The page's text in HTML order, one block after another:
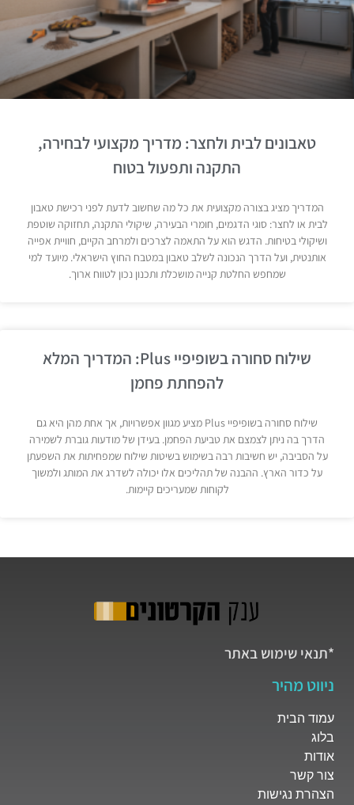
טאבונים לבית ולחצר: מדריך מקצועי לבחירה,
התקנה ותפעול בטוח
המדריך מציג בצורה מקצועית את כל מה שחשוב לדעת לפני רכישת טאבון
לבית או לחצר: סוגי הדגמים, חומרי הבעירה, שיקולי התקנה, תחזוקה שוטפת
ושיקולי בטיחות. הדגש הוא על התאמה לצרכים ולמרחב הקיים, חוויית אפייה
אותנטית, ועל הדרך הנכונה לשלב טאבון במטבח החוץ הישראלי. מיועד למי
שמחפש החלטת קנייה מושכלת ותכנון נכון לטווח ארוך.
שילוח סחורה בשופיפיי Plus: המדריך המלא
להפחתת פחמן
שילוח סחורה בשופיפיי Plus מציע מגוון אפשרויות, אך אחת מהן היא גם
הדרך בה ניתן לצמצם את טביעת הפחמן. בעידן של מודעות גוברת לשמירה
על הסביבה, יש חשיבות רבה בשימוש בשיטות שילוח שמפחיתות את השפעתן
על כדור הארץ. ההבנה של תהליכים אלו יכולה לשדרג את המותג ולמשוך
לקוחות שמעריכים קיימות.
*תנאי שימוש באתר
ניווט מהיר
עמוד הבית
בלוג
אודות
צור קשר
הצהרת נגישות